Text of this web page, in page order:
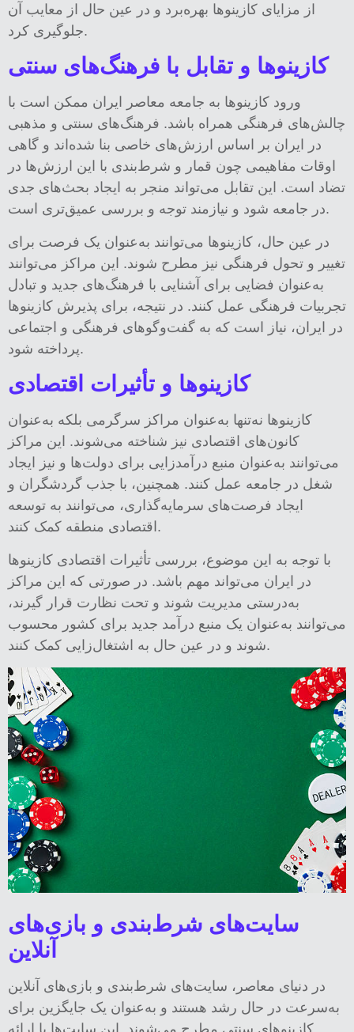
از مزایای کازینوها بهره‌برد و در عین حال از معایب آن
جلوگیری کرد.
کازینوها و تقابل با فرهنگ‌های سنتی
ورود کازینوها به جامعه معاصر ایران ممکن است با
چالش‌های فرهنگی همراه باشد. فرهنگ‌های سنتی و مذهبی
در ایران بر اساس ارزش‌های خاصی بنا شده‌اند و گاهی
اوقات مفاهیمی چون قمار و شرط‌بندی با این ارزش‌ها در
تضاد است. این تقابل می‌تواند منجر به ایجاد بحث‌های جدی
در جامعه شود و نیازمند توجه و بررسی عمیق‌تری است.
در عین حال، کازینوها می‌توانند به‌عنوان یک فرصت برای
تغییر و تحول فرهنگی نیز مطرح شوند. این مراکز می‌توانند
به‌عنوان فضایی برای آشنایی با فرهنگ‌های جدید و تبادل
تجربیات فرهنگی عمل کنند. در نتیجه، برای پذیرش کازینوها
در ایران، نیاز است که به گفت‌وگوهای فرهنگی و اجتماعی
پرداخته شود.
کازینوها و تأثیرات اقتصادی
کازینوها نه‌تنها به‌عنوان مراکز سرگرمی بلکه به‌عنوان
کانون‌های اقتصادی نیز شناخته می‌شوند. این مراکز
می‌توانند به‌عنوان منبع درآمدزایی برای دولت‌ها و نیز ایجاد
شغل در جامعه عمل کنند. همچنین، با جذب گردشگران و
ایجاد فرصت‌های سرمایه‌گذاری، می‌توانند به توسعه
اقتصادی منطقه کمک کنند.
با توجه به این موضوع، بررسی تأثیرات اقتصادی کازینوها
در ایران می‌تواند مهم باشد. در صورتی که این مراکز
به‌درستی مدیریت شوند و تحت نظارت قرار گیرند،
می‌توانند به‌عنوان یک منبع درآمد جدید برای کشور محسوب
شوند و در عین حال به اشتغال‌زایی کمک کنند.
سایت‌های شرط‌بندی و بازی‌های
آنلاین
در دنیای معاصر، سایت‌های شرط‌بندی و بازی‌های آنلاین
به‌سرعت در حال رشد هستند و به‌عنوان یک جایگزین برای
کازینوهای سنتی مطرح می‌شوند. این سایت‌ها با ارائه